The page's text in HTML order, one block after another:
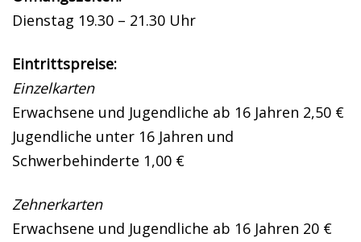
Dienstag 19.30 – 21.30 Uhr
Eintrittspreise:
Einzelkarten
Erwachsene und Jugendliche ab 16 Jahren 2,50 €
Jugendliche unter 16 Jahren und
Schwerbehinderte 1,00 €
Zehnerkarten
Erwachsene und Jugendliche ab 16 Jahren 20 €